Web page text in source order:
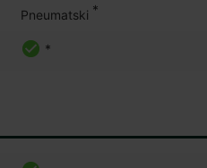
Pneumatski *
*